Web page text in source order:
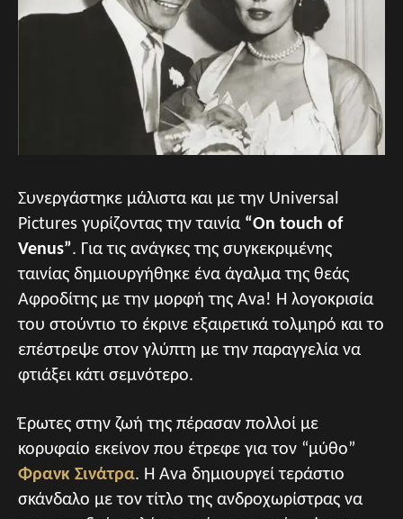
Συνεργάστηκε μάλιστα και με την Universal
Pictures γυρίζοντας την ταινία “On touch of
Venus”. Για τις ανάγκες της συγκεκριμένης
ταινίας δημιουργήθηκε ένα άγαλμα της θεάς
Αφροδίτης με την μορφή της Ava! Η λογοκρισία
του στούντιο το έκρινε εξαιρετικά τολμηρό και το
επέστρεψε στον γλύπτη με την παραγγελία να
φτιάξει κάτι σεμνότερο.
Έρωτες στην ζωή της πέρασαν πολλοί με
κορυφαίο εκείνον που έτρεφε για τον “μύθο”
Φρανκ Σινάτρα. Η Ava δημιουργεί τεράστιο
σκάνδαλο με τον τίτλο της ανδροχωρίστρας να